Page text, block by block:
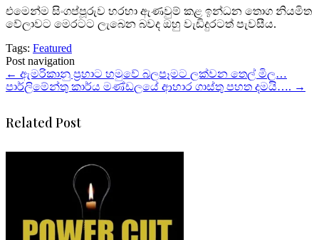
එමෙන්ම සිංගප්පූරුව හරහා ඇණවුම් කළ ඉන්ධන තොග නියමිත
වේලාවට මෙරටට ලැබෙන බවද ඔහු වැඩිදුරටත් පැවසීය.
Tags: Featured
Post navigation
← ඇමරිකානු ප්‍රහාට හමුවේ බලපෑමට ලක්වන තෙල් මිල…
පාර්ලිමේන්තු කාර්ය මණ්ඩලයේ ආහාර ගාස්තු පහත දමයි…. →
Related Post